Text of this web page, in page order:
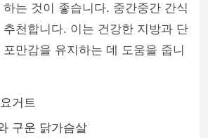
는 것이 좋습니다. 중간중간 간식
천합니다. 이는 건강한 지방과 단
만감을 유지하는 데 도움을 줍니
거트
구운 닭가슴살